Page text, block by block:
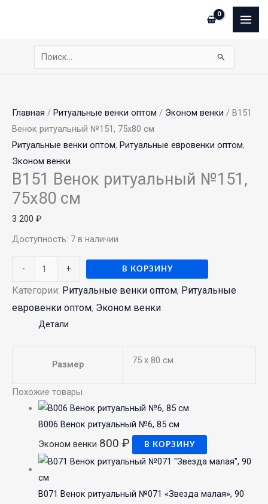
Поиск:
Главная / Ритуальные венки оптом / Эконом венки / В151
Венок ритуальный №151, 75х80 см
Ритуальные венки оптом, Ритуальные евровенки оптом,
Эконом венки
В151 Венок ритуальный №151,
75х80 см
3 200 ₽
Доступность: 7 в наличии
-
ритуальный
+ В КОРЗИНУ
Категории: Ритуальные венки оптом, Ритуальные
евровенки оптом, Эконом венки
Детали
Размер 75 х 80 см
Похожие товары
В006 Венок ритуальный №6, 85 см
Эконом венки 800 ₽ В КОРЗИНУ
В071 Венок ритуальный №071 «Звезда малая», 90
Этот
товар
несколько
вариаций.
странице